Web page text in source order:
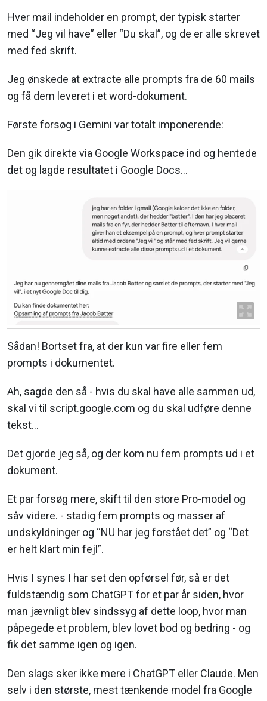
Hver mail indeholder en prompt, der typisk starter
med “Jeg vil have” eller “Du skal”, og de er alle skrevet
med fed skrift.
Jeg ønskede at extracte alle prompts fra de 60 mails
og få dem leveret i et word-dokument.
Første forsøg i Gemini var totalt imponerende:
Den gik direkte via Google Workspace ind og hentede
det og lagde resultatet i Google Docs…
Sådan! Bortset fra, at der kun var fire eller fem
prompts i dokumentet.
Ah, sagde den så - hvis du skal have alle sammen ud,
skal vi til script.google.com og du skal udføre denne
tekst…
Det gjorde jeg så, og der kom nu fem prompts ud i et
dokument.
Et par forsøg mere, skift til den store Pro-model og
såv videre. - stadig fem prompts og masser af
undskyldninger og “NU har jeg forstået det” og “Det
er helt klart min fejl”.
Hvis I synes I har set den opførsel før, så er det
fuldstændig som ChatGPT for et par år siden, hvor
man jævnligt blev sindssyg af dette loop, hvor man
påpegede et problem, blev lovet bod og bedring - og
fik det samme igen og igen.
Den slags sker ikke mere i ChatGPT eller Claude. Men
selv i den største, mest tænkende model fra Google